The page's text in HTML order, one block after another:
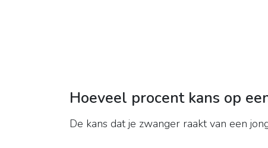
Hoeveel procent kans op
De kans dat je zwanger raakt van een